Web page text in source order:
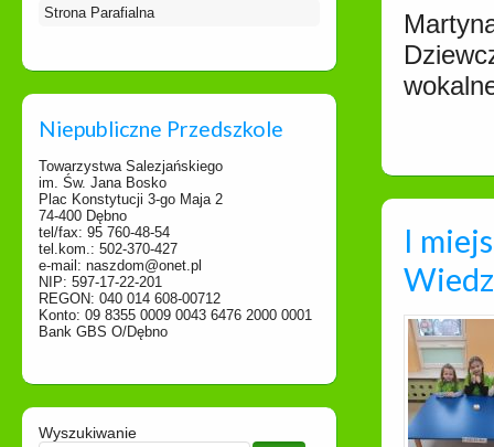
Strona Parafialna
Niepubliczne Przedszkole
Towarzystwa Salezjańskiego
im. Św. Jana Bosko
Plac Konstytucji 3-go Maja 2
74-400 Dębno
tel/fax: 95 760-48-54
tel.kom.: 502-370-427
e-mail: naszdom@onet.pl
NIP: 597-17-22-201
REGON: 040 014 608-00712
Konto: 09 8355 0009 0043 6476 2000 0001
Bank GBS O/Dębno
Wyszukiwanie
I